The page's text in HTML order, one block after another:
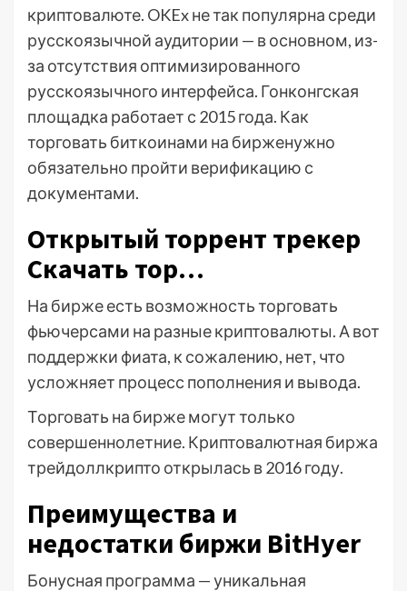
криптовалюте. OKEx не так популярна среди
русскоязычной аудитории — в основном, из-
за отсутствия оптимизированного
русскоязычного интерфейса. Гонконгская
площадка работает с 2015 года. Как
торговать биткоинами на бирженужно
обязательно пройти верификацию с
документами.
Открытый торрент трекер
Скачать тор…
На бирже есть возможность торговать
фьючерсами на разные криптовалюты. А вот
поддержки фиата, к сожалению, нет, что
усложняет процесс пополнения и вывода.
Торговать на бирже могут только
совершеннолетние. Криптовалютная биржа
трейдоллкрипто открылась в 2016 году.
Преимущества и
недостатки биржи BitHyer
Бонусная программа — уникальная